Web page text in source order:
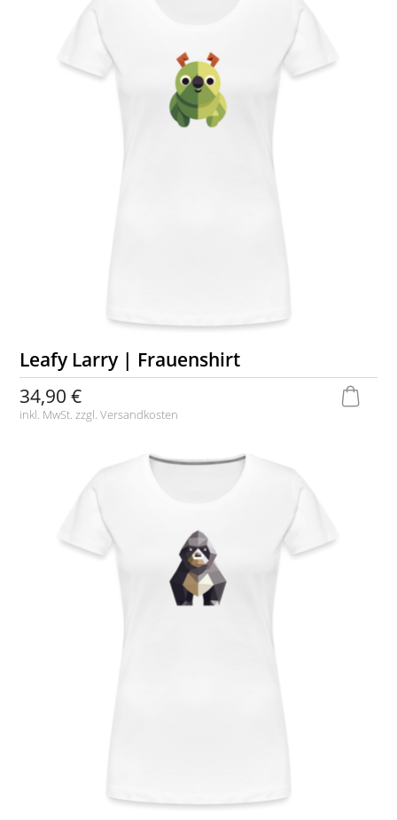
Leafy Larry | Frauenshirt
34,90 €
inkl. MwSt. zzgl.Versandkosten